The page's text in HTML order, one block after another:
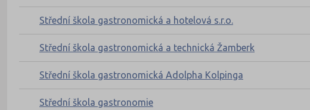
Střední škola gastronomická a hotelová s.r.o.
Střední škola gastronomická a technická Žamberk
Střední škola gastronomická Adolpha Kolpinga
Střední škola gastronomie